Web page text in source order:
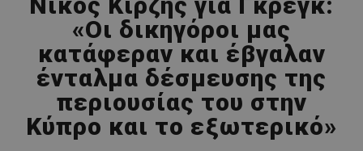
«Οι δικηγόροι μας
κατάφεραν και έβγαλαν
ένταλμα δέσμευσης της
περιουσίας του στην
Κύπρο και το εξωτερικό»